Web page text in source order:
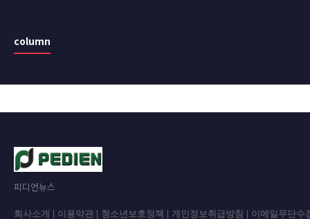
column
피디언뉴스
회사소개 | 이용약관 | 청소년보호정책 | 개인정보취급방침 | 이메일무단수